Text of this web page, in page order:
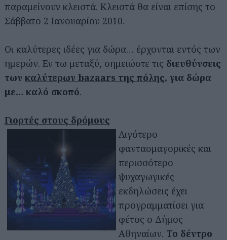
παραμείνουν κλειστά. Κλειστά θα είναι επίσης το
Σάββατο 2 Ιανουαρίου 2010.
Οι καλύτερες ιδέες για δώρα… έρχονται εντός των
ημερών. Εν τω μεταξύ, σημειώστε τις διευθύνσεις
των καλύτερων bazaars της πόλης, για δώρα
με… καλό σκοπό.
Γιορτές στους δρόμους
Λιγότερο
φαντασμαγορικές και
περισσότερο
ψυχαγωγικές
εκδηλώσεις έχει
προγραμματίσει για
φέτος ο Δήμος
Αθηναίων. Το δέντρο